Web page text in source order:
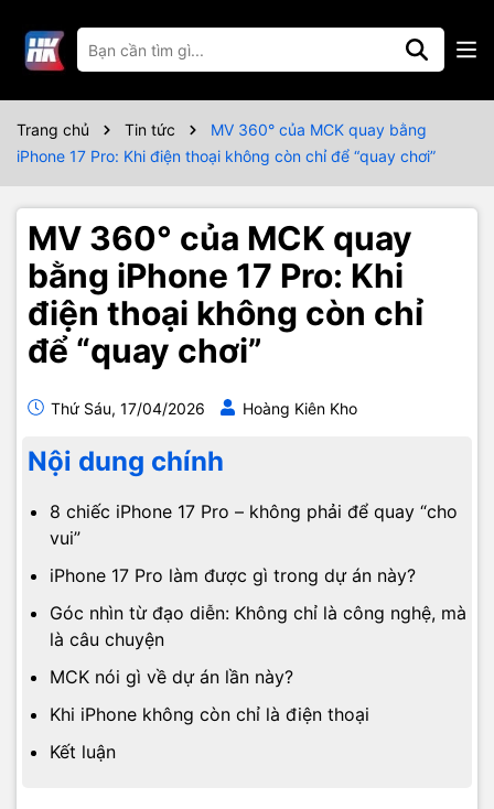
Trang chủ Tin tức
MV 360° của MCK quay bằng
iPhone 17 Pro: Khi điện thoại không còn chỉ để “quay chơi”
MV 360° của MCK quay
bằng iPhone 17 Pro: Khi
điện thoại không còn chỉ
để “quay chơi”
Thứ Sáu, 17/04/2026 Hoàng Kiên Kho
Nội dung chính
8 chiếc iPhone 17 Pro – không phải để quay “cho
vui”
iPhone 17 Pro làm được gì trong dự án này?
Góc nhìn từ đạo diễn: Không chỉ là công nghệ, mà
là câu chuyện
MCK nói gì về dự án lần này?
Khi iPhone không còn chỉ là điện thoại
Kết luận